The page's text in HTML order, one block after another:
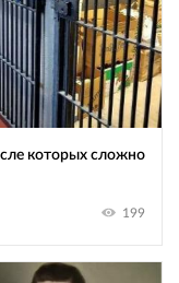
которых сложно
199